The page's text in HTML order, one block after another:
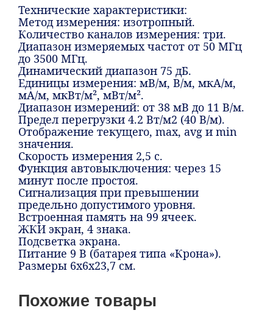
Технические характеристики:
Метод измерения: изотропный.
Количество каналов измерения: три.
Диапазон измеряемых частот от 50 МГц
до 3500 МГц.
Динамический диапазон 75 дБ.
Единицы измерения: мВ/м, В/м, мкА/м,
мА/м, мкВт/м², мВт/м².
Диапазон измерений: от 38 мВ до 11 В/м.
Предел перегрузки 4.2 Вт/м2 (40 В/м).
Отображение текущего, max, avg и min
значения.
Скорость измерения 2,5 с.
Функция автовыключения: через 15
минут после простоя.
Сигнализация при превышении
предельно допустимого уровня.
Встроенная память на 99 ячеек.
ЖКИ экран, 4 знака.
Подсветка экрана.
Питание 9 В (батарея типа «Крона»).
Размеры 6х6х23,7 см.
Похожие товары